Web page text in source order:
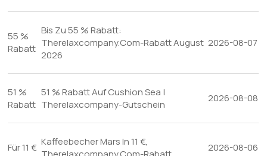
55 %
Rabatt
Bis Zu 55 % Rabatt:
Therelaxcompany.Com-Rabatt August
2026
2026-08-07
51 %
Rabatt
51 % Rabatt Auf Cushion Sea |
Therelaxcompany-Gutschein
2026-08-08
Für 11 € Kaffeebecher Mars In 11 €,
2026-08-06